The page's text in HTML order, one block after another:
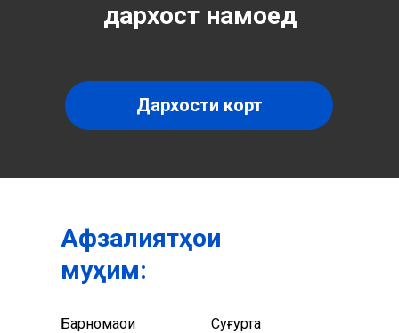
дархост намоед
Дархости корт
Афзалиятҳои
муҳим:
Барномаҳои
Суғурта